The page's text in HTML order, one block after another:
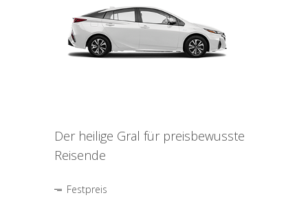
Der heilige Gral für preisbewusste
Reisende
Festpreis